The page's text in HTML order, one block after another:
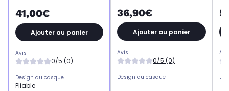
41,00€
Ajouter au panier
Avis
0/5 (0)
Design du casque
Pliable
36,90€
Ajouter au panier
Avis
0/5 (0)
Design du casque
- -